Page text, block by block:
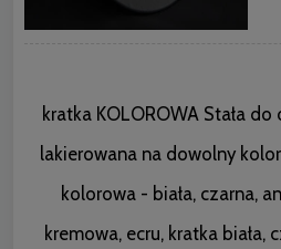
kratka KOLOROWA Stała
lakierowana na dowolny
kolorowa - biała, czarna,
kremowa, ecru, kratka biała,